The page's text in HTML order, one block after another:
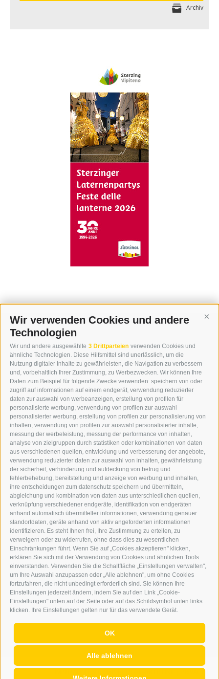
Wir verwenden Cookies und andere
Technologien
Wir und andere ausgewählte 3 Drittparteien verwenden Cookies und
ähnliche Technologien. Diese Hilfsmittel sind unerlässlich, um die
Nutzung digitaler Inhalte zu gewährleisten, die Navigation zu verbessern
und, vorbehaltlich Ihrer Zustimmung, zu Werbezwecken. Wir können Ihre
Daten zum Beispiel für folgende Zwecke verwenden: speichern von oder
zugriff auf informationen auf einem endgerät, verwendung reduzierter
daten zur auswahl von werbeanzeigen, erstellung von profilen für
personalisierte werbung, verwendung von profilen zur auswahl
personalisierter werbung, erstellung von profilen zur personalisierung von
inhalten, verwendung von profilen zur auswahl personalisierter inhalte,
messung der werbeleistung, messung der performance von inhalten,
analyse von zielgruppen durch statistiken oder kombinationen von daten
aus verschiedenen quellen, entwicklung und verbesserung der angebote,
verwendung reduzierter daten zur auswahl von inhalten, gewährleistung
der sicherheit, verhinderung und aufdeckung von betrug und
fehlerbehebung, bereitstellung und anzeige von werbung und inhalten,
ihre entscheidungen zum datenschutz speichern und übermitteln,
abgleichung und kombination von daten aus unterschiedlichen quellen,
verknüpfung verschiedener endgeräte, identifikation von endgeräten
anhand automatisch übermittelter informationen, verwendung genauer
standortdaten, geräte anhand von aktiv angeforderten informationen
identifizieren. Es steht Ihnen frei, Ihre Zustimmung zu erteilen, zu
verweigern oder zu widerrufen, ohne dass dies zu wesentlichen
Einschränkungen führt. Wenn Sie auf „Cookies akzeptieren" klicken,
erklären Sie sich mit der Verwendung von Cookies und ähnlichen Tools
einverstanden. Verwenden Sie die Schaltfläche „Einstellungen verwalten",
um Ihre Auswahl anzupassen oder „Alle ablehnen", um ohne Cookies
fortzufahren, die nicht unbedingt erforderlich sind. Sie können Ihre
Einstellungen jederzeit ändern, indem Sie auf den Link „Cookie-
Einstellungen" unten auf der Seite oder auf das Schildsymbol unten links
klicken. Ihre Einstellungen gelten nur für das verwendete Gerät.
OK
Alle ablehnen
Archiv
KONTAKT
WIPP-MEDIA GMBH
DER ERKER
NEUSTADT 20A
I-39049 STERZING
TEL.: +39 0472 766876
GRAFIK@DERERKER.IT
INFO@DERERKER.IT
BARBARA.FONTANA@DERERKER.IT
DER ERKER
WERBEN IM ERKER
ONLINE-WERBUNG
SEPA-DAUERAUFTRAG
REGELN LESERKOMMENTARE
ONLINE VOTING
SERVICE
VERANSTALTUNGSKALENDER
KLEINANZEIGER
NÜTZLICHE LINKS
WETTER
WEBCAM
VIDEOS
TRAUER
|